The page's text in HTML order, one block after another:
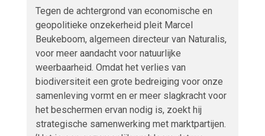
Tegen de achtergrond van economische en
geopolitieke onzekerheid pleit Marcel
Beukeboom, algemeen directeur van Naturalis,
voor meer aandacht voor natuurlijke
weerbaarheid. Omdat het verlies van
biodiversiteit een grote bedreiging voor onze
samenleving vormt en er meer slagkracht voor
het beschermen ervan nodig is, zoekt hij
strategische samenwerking met marktpartijen.